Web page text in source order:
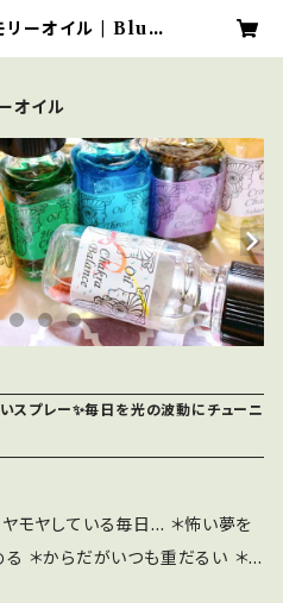
リーオイル | Blue
オイル
スプレー✨毎日を光の波動にチューニ
モヤしている毎日... ＊怖い夢を
＊からだがいつも重だるい ＊